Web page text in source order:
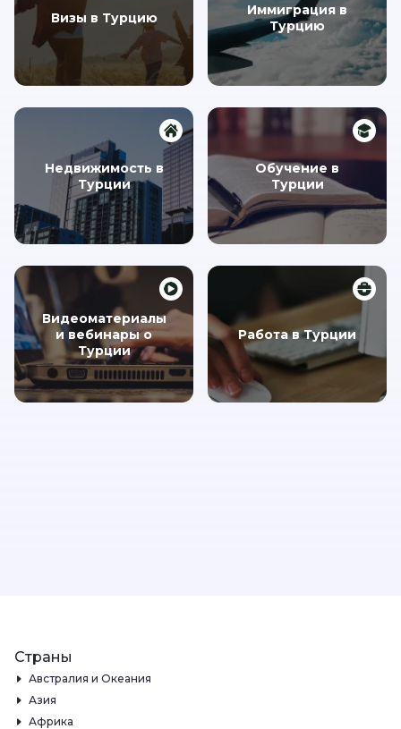
Визы в Турцию
Иммиграция в
Турцию
Недвижимость в
Турции
Обучение в
Турции
Видеоматериалы
и вебинары о
Турции
Работа в Турции
Страны
Австралия и Океания
Азия
Африка